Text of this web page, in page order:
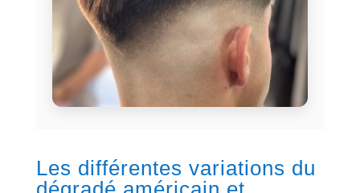
Les différentes variations du